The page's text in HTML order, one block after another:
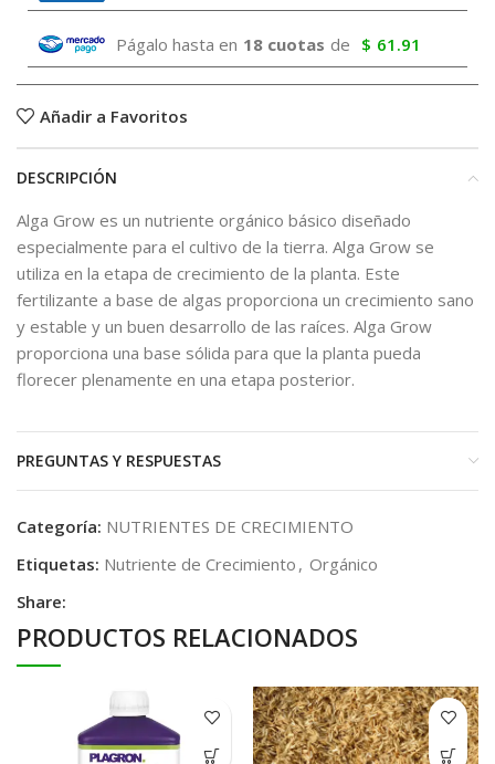
Págalo hasta en 18 cuotas de $ 61.91
Añadir a Favoritos
DESCRIPCIÓN
Alga Grow es un nutriente orgánico básico diseñado
especialmente para el cultivo de la tierra. Alga Grow se
utiliza en la etapa de crecimiento de la planta. Este
fertilizante a base de algas proporciona un crecimiento sano
y estable y un buen desarrollo de las raíces. Alga Grow
proporciona una base sólida para que la planta pueda
florecer plenamente en una etapa posterior.
PREGUNTAS Y RESPUESTAS
Categoría: NUTRIENTES DE CRECIMIENTO
Etiquetas: Nutriente de Crecimiento , Orgánico
Share:
PRODUCTOS RELACIONADOS